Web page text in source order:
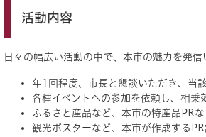
活動内容
日々の幅広い活動の中で、本市の魅力を発信
年1回程度、市長と懇談いただき、当
各種イベントへの参加を依頼し、相乗
ふるさと産品など、本市の特産品PR
観光ポスターなど、本市が作成する